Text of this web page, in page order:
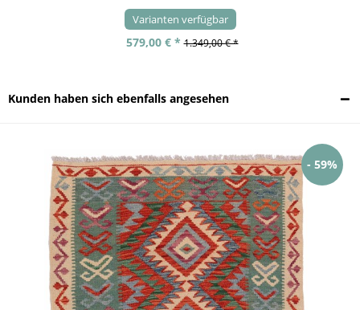
Varianten verfügbar
579,00 € * 1.349,00 € *
Kunden haben sich ebenfalls angesehen
- 59%